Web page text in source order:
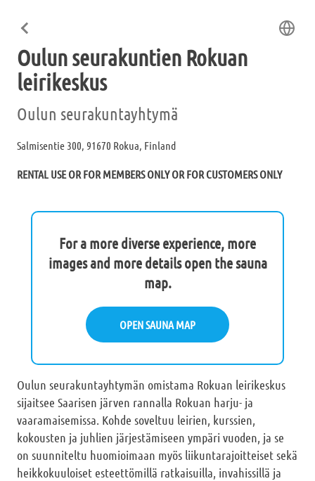
Oulun seurakuntien Rokuan
leirikeskus
Oulun seurakuntayhtymä
Salmisentie 300, 91670 Rokua, Finland
RENTAL USE OR FOR MEMBERS ONLY OR FOR CUSTOMERS ONLY
For a more diverse experience, more
images and more details open the sauna
map.
OPEN SAUNA MAP
Oulun seurakuntayhtymän omistama Rokuan leirikeskus
sijaitsee Saarisen järven rannalla Rokuan harju- ja
vaaramaisemissa. Kohde soveltuu leirien, kurssien,
kokousten ja juhlien järjestämiseen ympäri vuoden, ja se
on suunniteltu huomioimaan myös liikuntarajoitteiset sekä
heikkokuuloiset esteettömillä ratkaisuilla, invahissillä ja